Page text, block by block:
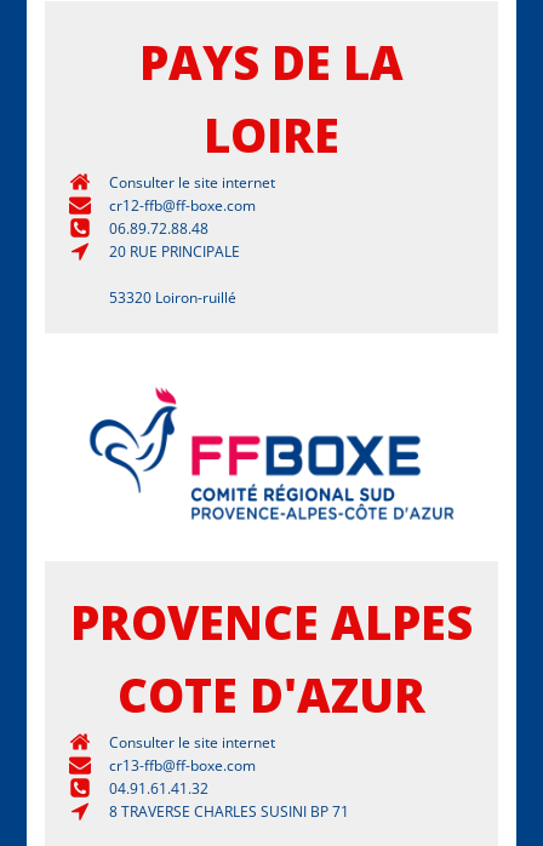
PAYS DE LA
LOIRE
Consulter le site internet
cr12-ffb@ff-boxe.com
06.89.72.88.48
20 RUE PRINCIPALE
53320 Loiron-ruillé
PROVENCE ALPES
COTE D'AZUR
Consulter le site internet
cr13-ffb@ff-boxe.com
04.91.61.41.32
8 TRAVERSE CHARLES SUSINI BP 71